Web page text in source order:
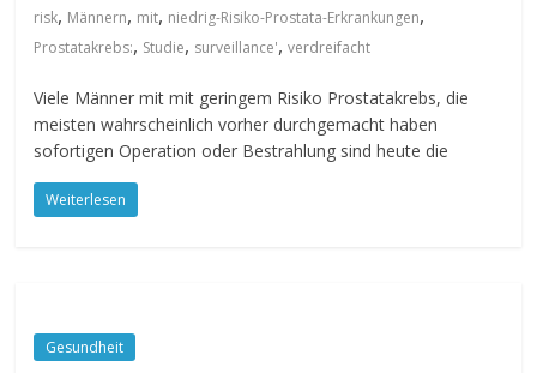
risk, Männern, mit, niedrig-Risiko-Prostata-Erkrankungen,
Prostatakrebs:, Studie, surveillance',verdreifacht
Viele Männer mit mit geringem Risiko Prostatakrebs, die
meisten wahrscheinlich vorher durchgemacht haben
sofortigen Operation oder Bestrahlung sind heute die
Weiterlesen
Gesundheit